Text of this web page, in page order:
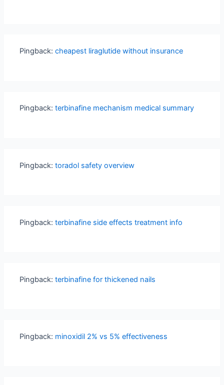
Pingback:cheapest liraglutide without insurance
Pingback:terbinafine mechanism medical summary
Pingback:toradol safety overview
Pingback:terbinafine side effects treatment info
Pingback:terbinafine for thickened nails
Pingback: minoxidil 2% vs 5% effectiveness